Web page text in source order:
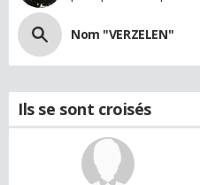
Nom "VERZELEN"
Ils se sont croisés